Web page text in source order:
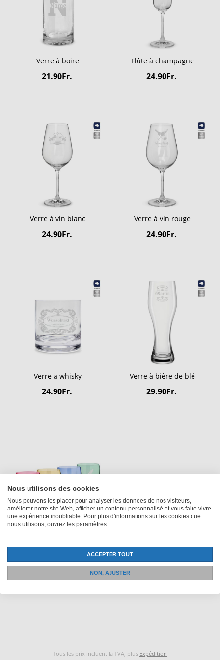
Verre à boire
21.90Fr.
Flûte à champagne
24.90Fr.
Verre à vin blanc
24.90Fr.
Verre à vin rouge
24.90Fr.
Verre à whisky
24.90Fr.
Verre à bière de blé
29.90Fr.
à partir de 24,90Fr.
Tous les prix incluent la TVA, plus Expédition
Nous utilisons des cookies
Nous pouvons les placer pour analyser les données de nos visiteurs,
améliorer notre site Web, afficher un contenu personnalisé et vous faire vivre
une expérience inoubliable. Pour plus d'informations sur les cookies que
nous utilisons, ouvrez les paramètres.
ACCEPTER TOUT
NON, AJUSTER